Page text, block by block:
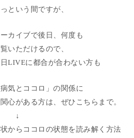
という間ですが、
カイブで後日、何度も
いただけるので、
日LIVEに都合が合わない方も
病気とココロ」の関係に
心がある方は、ぜひこちらまで。
からココロの状態を読み解く方法